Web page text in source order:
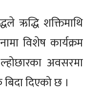
ऋद्धि शक्तिमाथि
विशेष कार्यक्रम
अवसरमा
दिएको छ ।